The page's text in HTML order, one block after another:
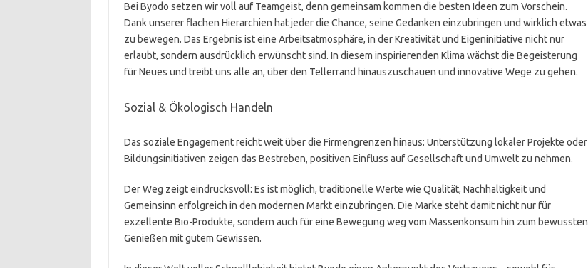
Bei Byodo setzen wir voll auf Teamgeist, denn gemeinsam kommen die besten Ideen zum Vorschein.
Dank unserer flachen Hierarchien hat jeder die Chance, seine Gedanken einzubringen und wirklich etwas
zu bewegen. Das Ergebnis ist eine Arbeitsatmosphäre, in der Kreativität und Eigeninitiative nicht nur
erlaubt, sondern ausdrücklich erwünscht sind. In diesem inspirierenden Klima wächst die Begeisterung
für Neues und treibt uns alle an, über den Tellerrand hinauszuschauen und innovative Wege zu gehen.
Sozial & Ökologisch Handeln
Das soziale Engagement reicht weit über die Firmengrenzen hinaus: Unterstützung lokaler Projekte oder
Bildungsinitiativen zeigen das Bestreben, positiven Einfluss auf Gesellschaft und Umwelt zu nehmen.
Der Weg zeigt eindrucksvoll: Es ist möglich, traditionelle Werte wie Qualität, Nachhaltigkeit und
Gemeinsinn erfolgreich in den modernen Markt einzubringen. Die Marke steht damit nicht nur für
exzellente Bio-Produkte, sondern auch für eine Bewegung weg vom Massenkonsum hin zum bewussten
Genießen mit gutem Gewissen.